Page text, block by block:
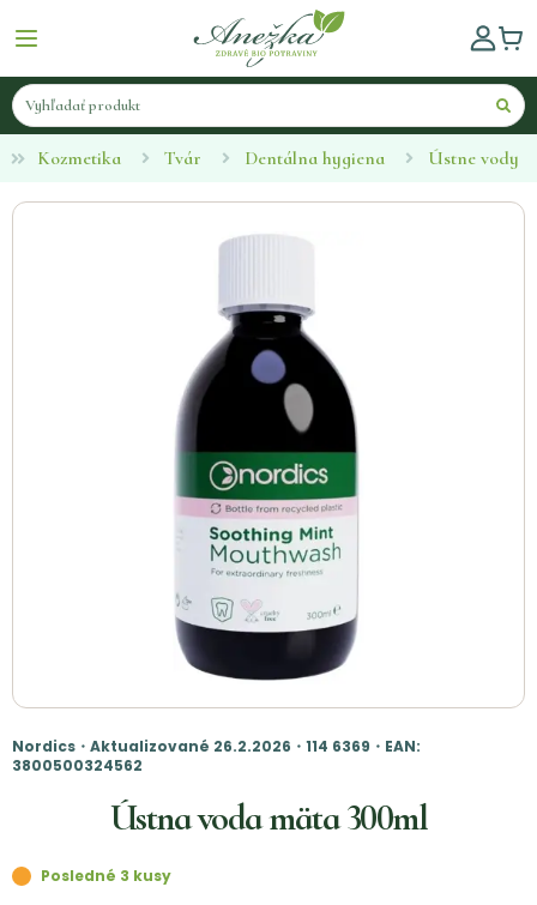
Kozmetika Tvár Dentálna hygiena Ústne vody
Nordics・Aktualizované 26.2.2026・114 6369・EAN:
3800500324562
Ústna voda mäta 300ml
Posledné 3 kusy